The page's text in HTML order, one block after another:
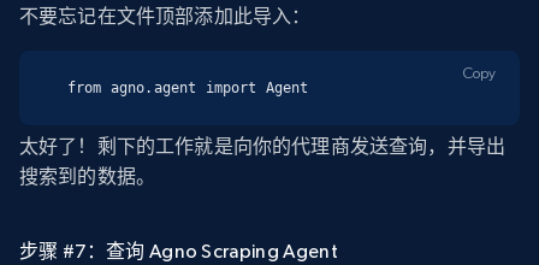
不要忘记在文件顶部添加此导入：
from agno.agent import Agent
Copy
太好了！剩下的工作就是向你的代理商发送查询，并导出
搜索到的数据。
步骤 #7：查询 Agno Scraping Agent